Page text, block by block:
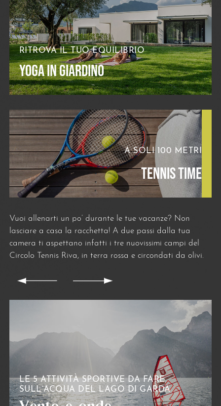
RITROVA IL TUO EQUILIBRIO
YOGA IN GIARDINO
A SOLI 100 METRI
TENNIS TIME
Vuoi allenarti un po’ durante le tue vacanze? Non
lasciare a casa la racchetta! A due passi dalla tua
camera ti aspettano infatti i tre nuovissimi campi del
Circolo Tennis Riva, in terra rossa e circondati da olivi.
LE 5 ATTIVITÀ SPORTIVE DA FARE
SULL’ACQUA DEL LAGO DI GARDA